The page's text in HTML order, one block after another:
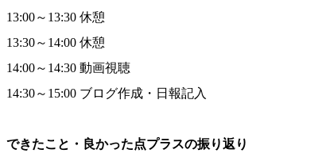
13:00～13:30 休憩
13:30～14:00 休憩
14:00～14:30 動画視聴
14:30～15:00 ブログ作成・日報記入
できたこと・良かった点プラスの振り返り